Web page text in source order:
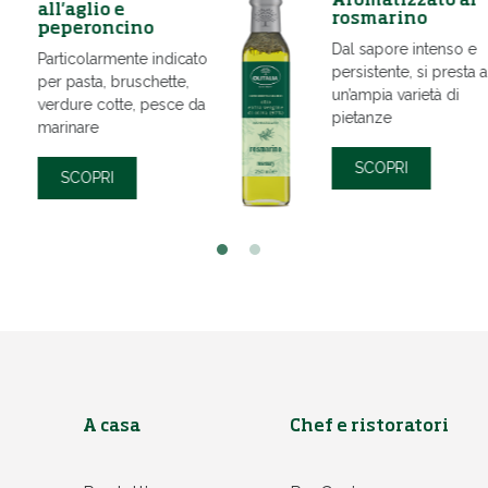
limone
Gusto frizzante e
acidulo, ideale per
aggiungere una nota di
freschezza
SCOPRI
basilico
Gusto fresco ed
erbaceo
perfettamente i piatti
della tradizione
SCOPRI
A casa Chef e ristoratori